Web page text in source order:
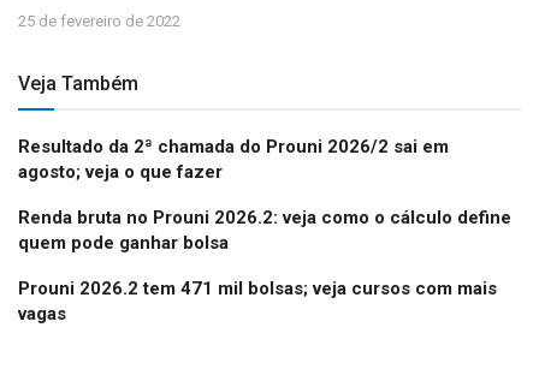
25 de fevereiro de 2022
Veja Também
Resultado da 2ª chamada do Prouni 2026/2 sai em
agosto; veja o que fazer
Renda bruta no Prouni 2026.2: veja como o cálculo define
quem pode ganhar bolsa
Prouni 2026.2 tem 471 mil bolsas; veja cursos com mais
vagas